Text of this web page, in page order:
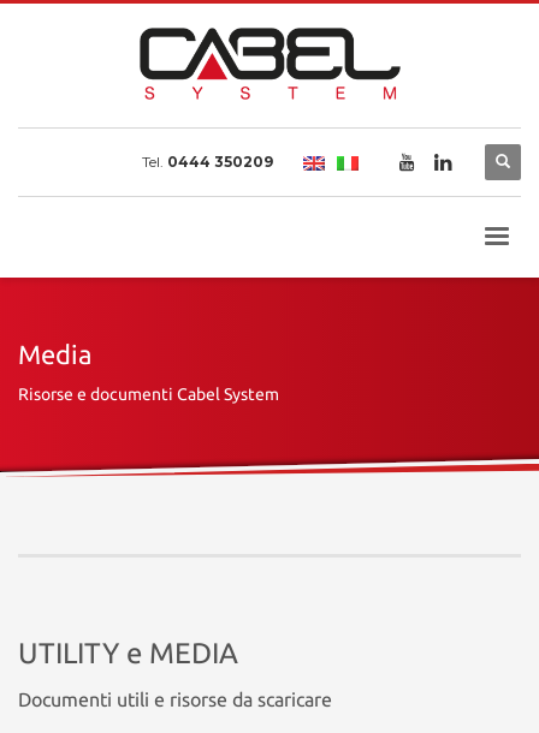
Tel. 0444 350209
Media
Risorse e documenti Cabel System
UTILITY e MEDIA
Documenti utili e risorse da scaricare